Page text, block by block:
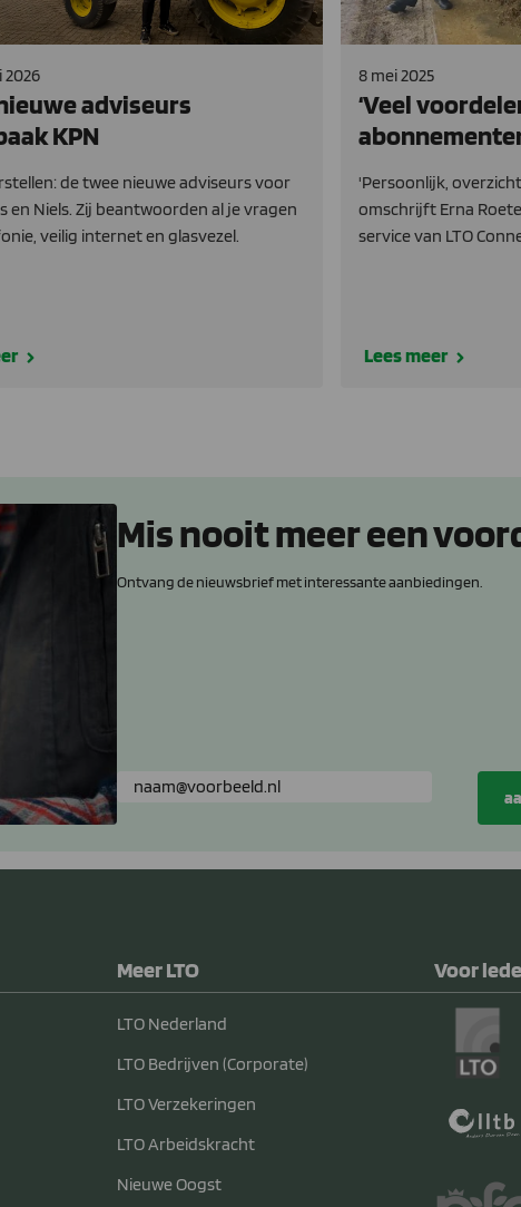
adviseurs
KPN
de twee nieuwe adviseurs voor
en Niels. Zij beantwoorden al je vragen
veilig internet en glasvezel.
8 mei 2025
‘Veel
'Persoonlijk,
omschrijft Erna
service van LTO
Lees meer
Mis nooit meer een
Ontvang de nieuwsbrief met interessante aanbiedingen.
Meer LTO
LTO Nederland
LTO Bedrijven (Corporate)
LTO Verzekeringen
LTO Arbeidskracht
Nieuwe Oogst
Voor